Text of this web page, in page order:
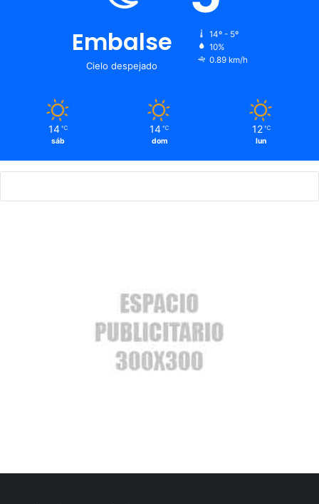
Embalse
Cielo despejado
14º - 5º
10%
0.89 km/h
14 ℃
sáb
14 ℃
dom
12 ℃
lun